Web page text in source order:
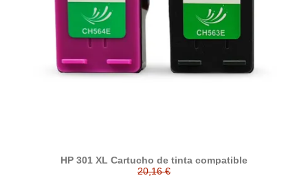
HP 301 XL Cartucho de tinta compatible
20,16 €